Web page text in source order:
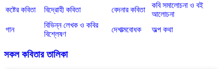
কষ্টের কবিতা বিদ্রোহী কবিতা বেদনার কবিতা
কবি সমালোচনা ও বই
আলোচনা
গান
বিভিন্ন লেখক ও কবির
বিশ্লেষণ
দেশাত্মবোধক অল্প কথা
সকল কবিতার তালিকা